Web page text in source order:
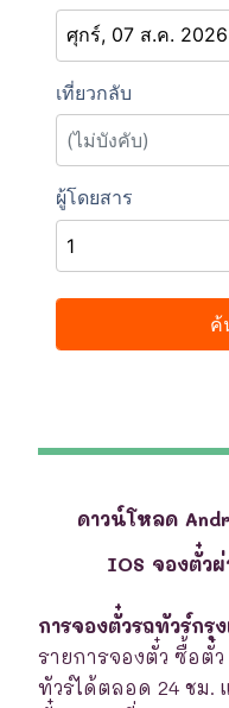
ดาวน์โหลด
IOS จองตั๋ว
การจองตั๋วรถทัวร์ก
รายการจองตั๋ว ซื้อตั๋
ทัวร์ได้ตลอด 24 ชม.